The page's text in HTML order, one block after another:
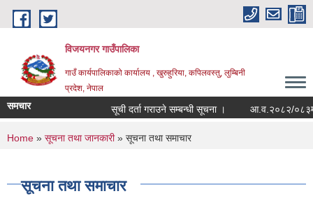
Skip to main content
विजयनगर गाउँपालिका
गाउँ कार्यपालिकाको कार्यालय , खुरुहुरिया, कपिलवस्तु, लुम्बिनी
प्रदेश, नेपाल
समचार सूची दर्ता गराउने सम्बन्धी सूचना । आ.व.२०८२/०८३मा
You are here
Home » सूचना तथा जानकारी» सूचना तथा समाचार
सूचना तथा समाचार